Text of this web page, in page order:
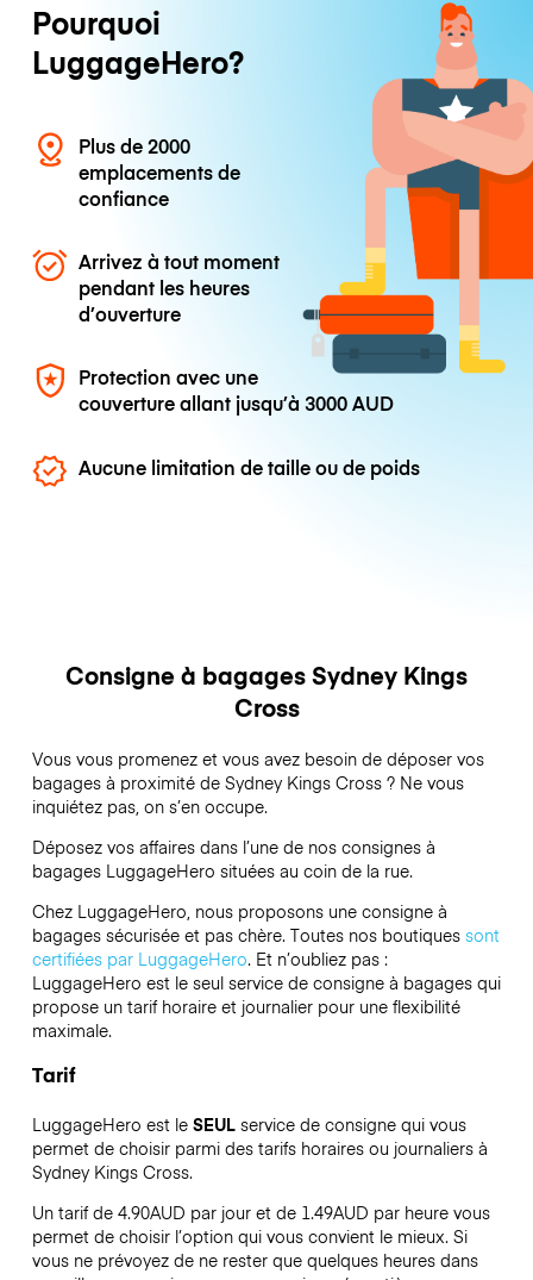
Pourquoi
LuggageHero?
Plus de 2000
emplacements de
confiance
Arrivez à tout moment
pendant les heures
d’ouverture
Protection avec une
couverture allant jusqu’à3000 AUD
Aucune limitation de taille ou de poids
Consigne à bagages Sydney Kings
Cross
Vous vous promenez et vous avez besoin de déposer vos
bagages à proximité de Sydney Kings Cross ? Ne vous
inquiétez pas, on s’en occupe.
Déposez vos affaires dans l’une de nos consignes à
bagages LuggageHero situées au coin de la rue.
Chez LuggageHero, nous proposons une consigne à
bagages sécurisée et pas chère. Toutes nos boutiques sont
certifiées par LuggageHero. Et n’oubliez pas :
LuggageHero est le seul service de consigne à bagages qui
propose un tarif horaire et journalier pour une flexibilité
maximale.
Tarif
LuggageHero est le SEULservice de consigne qui vous
permet de choisir parmi des tarifs horaires ou journaliers à
Sydney Kings Cross.
Un tarif de 4.90AUD par jour et de 1.49AUD par heure vous
permet de choisir l’option qui vous convient le mieux. Si
vous ne prévoyez de ne rester que quelques heures dans